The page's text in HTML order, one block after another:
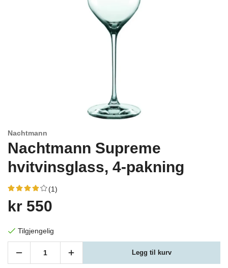
Nachtmann
Nachtmann Supreme
hvitvinsglass, 4-pakning
(1)
kr 550
Tilgjengelig
Legg til kurv